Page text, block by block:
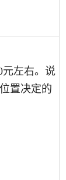
元左右。说
置决定的